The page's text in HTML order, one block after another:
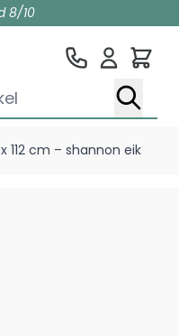
8/10
112 cm – shannon eik